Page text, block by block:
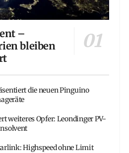
–
bleiben
die neuen Pinguino
weiteres Opfer: Leondinger PV-
Highspeed ohne Limit